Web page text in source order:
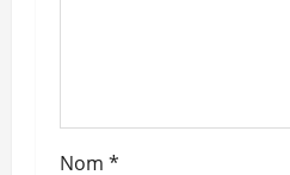
c
Nom *